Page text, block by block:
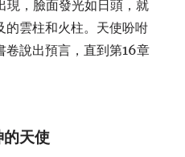
現，臉面發光如日頭，就
的雲柱和火柱。天使吩咐
卷說出預言，直到第16章
的天使